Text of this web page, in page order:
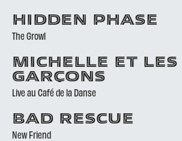
HIDDEN PHASE
The Growl
MICHELLE ET LES
GARÇONS
Live au Café de la Danse
BAD RESCUE
New Friend